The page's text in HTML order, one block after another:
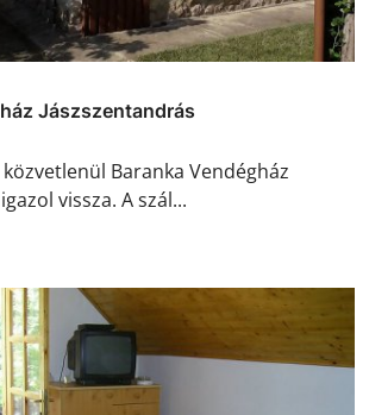
Jászszentandrás
Baranka Vendégház
vissza. A szál...